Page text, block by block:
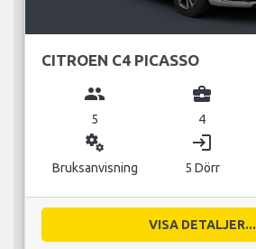
CITROEN C4 PICASSO
group
5
business_center
4
miscellaneous_services
Bruksanvisning
login
5 Dörr
VISA DETALJER...